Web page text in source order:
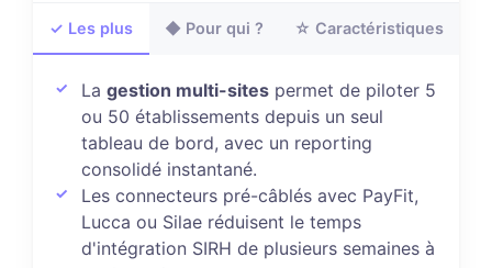
✓ Les plus ◆ Pour qui ? ☆ Caractéristiques
La gestion multi-sites permet de piloter 5
ou 50 établissements depuis un seul
tableau de bord, avec un reporting
consolidé instantané.
Les connecteurs pré-câblés avec PayFit,
Lucca ou Silae réduisent le temps
d'intégration SIRH de plusieurs semaines à